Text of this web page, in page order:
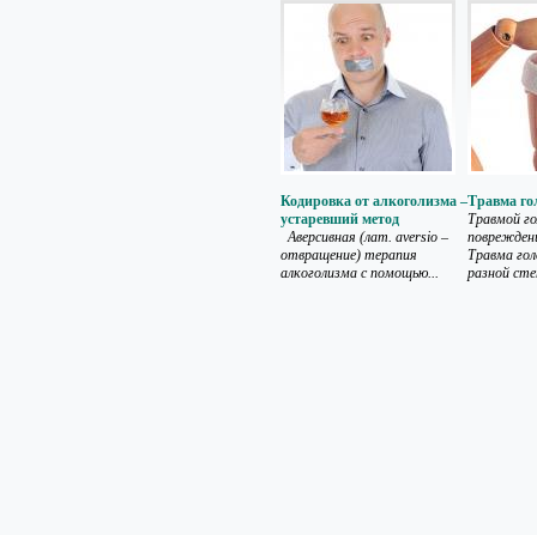
Кодировка от алкоголизма –
устаревший метод
Аверсивная (лат. aversio –
отвращение) терапия
алкоголизма с помощью...
Травма
Травмой
Травма
разной